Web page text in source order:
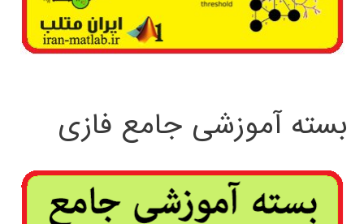
بسته آموزشی جامع فازی